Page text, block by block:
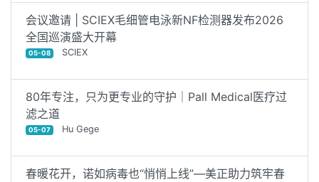
会议邀请 | SCIEX毛细管电泳新NF检测器发布2026
全国巡演盛大开幕
05-08 SCIEX
80年专注，只为更专业的守护｜Pall Medical医疗过
滤之道
05-07 Hu Gege
春暖花开，诺如病毒也“悄悄上线”—美正助力筑牢春